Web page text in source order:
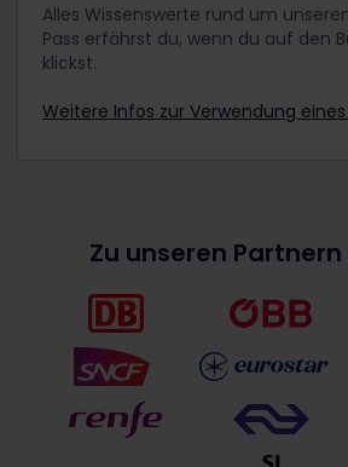
Alles Wissenswerte rund um
Pass erfährst du, wenn du auf den
klickst.
Weitere Infos zur Verwendung
Zu unseren